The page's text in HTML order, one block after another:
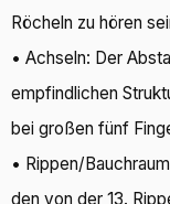
Röcheln zu hören
• Achseln: Der
empfindlichen
bei großen fünf
• Rippen/
den von der 13.